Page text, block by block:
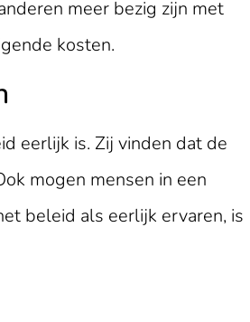
meer bezig zijn met
kosten.
eerlijk is. Zij vinden dat de
mogen mensen in een
beleid als eerlijk ervaren, is